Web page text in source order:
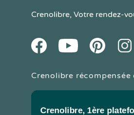
Crenolibre, Votre rendez-
FacebookYoutube Pintereset
Crenolibre